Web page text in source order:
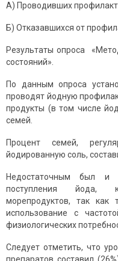
А) Проводивших
Б) Отказавшихся от
Результаты опроса
состояний».
По данным опроса
проводят йодную
продукты (в том числе
семей.
Процент семей,
йодированную соль,
Недостаточным был и
поступления йода,
морепродуктов, так как
использование с
физиологических
Следует отметить, что